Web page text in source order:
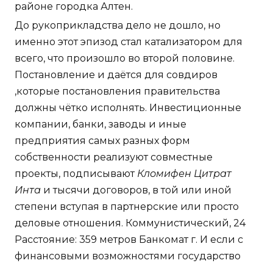
районе городка Алтен.
До рукоприкладства дело не дошло, но
именно этот эпизод стал катализатором для
всего, что произошло во второй половине.
Постановление и даётся для совдиров
,которые постановления правительства
должны чётко исполнять. Инвестиционные
компании, банки, заводы и иные
предприятия самых разных форм
собственности реализуют совместные
проекты, подписывают Кломифен Цитрат
Инта и тысячи договоров, в той или иной
степени вступая в партнерские или просто
деловые отношения. Коммунистический, 24
Расстояние: 359 метров Банкомат г. И если с
финансовыми возможностями государство